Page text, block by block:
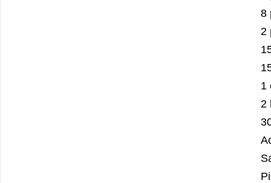
8
2
1
2